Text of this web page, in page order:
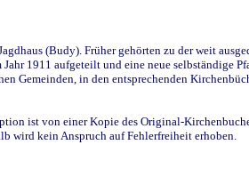
(Budy). Früher gehörten zu der weit
1911 aufgeteilt und eine neue selbständige
in den entsprechenden
ist von einer Kopie des Original-
wird kein Anspruch auf Fehlerfreiheit erhoben.